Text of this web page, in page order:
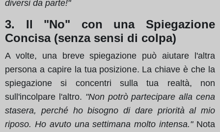
diversi da parte!"
3. Il "No" con una Spiegazione
Concisa (senza sensi di colpa)
A volte, una breve spiegazione può aiutare l'altra
persona a capire la tua posizione. La chiave è che la
spiegazione si concentri sulla tua realtà, non
sull'incolpare l'altro. "Non potrò partecipare alla cena
stasera, perché ho bisogno di dare priorità al mio
riposo. Ho avuto una settimana molto intensa."Nota